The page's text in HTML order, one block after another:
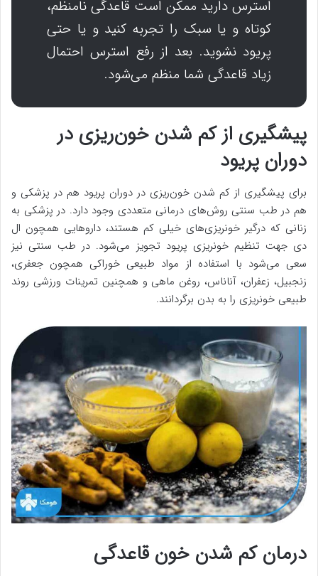
استرس دارید ممکن است قاعدگی نامنظم،
کوتاه و یا سبک را تجربه کنید و یا حتی
پریود نشوید. بعد از رفع استرس احتمال
زیاد قاعدگی شما منظم می‌شود.
پیشگیری از کم شدن خون‌ریزی در
دوران پریود
برای پیشگیری از کم شدن خون‌ریزی در دوران پریود هم در پزشکی و
هم در طب سنتی روش‌های درمانی متعددی وجود دارد. در پزشکی به
زنانی که درگیر خونریزی‌های خیلی کم هستند، داروهایی همچون ال
دی جهت تنظیم خونریزی پریود تجویز می‌شود. در طب سنتی نیز
سعی می‌شود با استفاده از مواد طبیعی خوراکی همچون جعفری،
زنجبیل، زعفران، آناناس، روغن ماهی و همچنین تمرینات ورزشی روند
طبیعی خونریزی را به بدن برگردانند.
درمان کم شدن خون قاعدگی